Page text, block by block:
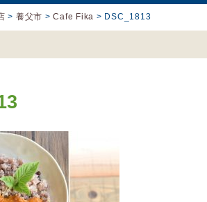
> 養父市 >Cafe Fika > DSC_1813